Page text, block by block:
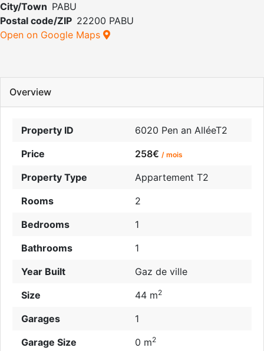
City/Town PABU
Postal code/ZIP 22200 PABU
Open on Google Maps
Overview
Property ID
6020 Pen an AlléeT2
Price
258€ / mois
Property Type
Appartement T2
Rooms
2
Bedrooms
1
Bathrooms
1
Year Built
Gaz de ville
Size
44 m2
Garages
1
Garage Size
0 m2